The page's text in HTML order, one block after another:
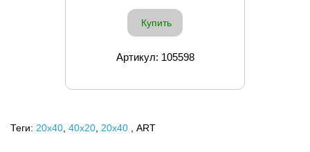
Купить
Артикул: 105598
Теги: 20x40 40х20 20х40 , ART